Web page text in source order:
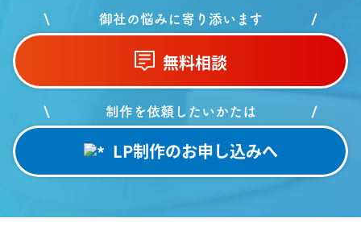
御社の悩みに寄り添います
無料相談
制作を依頼したいかたは
LP制作のお申し込みへ